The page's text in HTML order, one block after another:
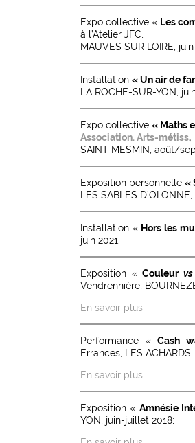
Expo collective « Les
à l’Atelier JFC,
MAUVES SUR LOIRE, juin
Installation « Un air de
LA ROCHE-SUR-YON,
Expo collective « Maths
Association. Arts-métiss,
SAINT MESMIN, août/
Exposition personnelle «
LES SABLES D’OLONNE,
Installation « Hors les
juin 2021.
Exposition «Couleurvs
Vendrennière,
En savoir plus
Performance « Cash
Errances, LES
En savoir plus
Exposition « Amnésie
YON, juin-juillet 2018;